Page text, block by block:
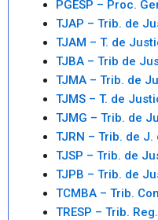
PGESP – Proc.
TJAP – Trib. de
TJAM – T. de
TJBA – Trib de
TJMA – Trib. de
TJMS – T. de
TJMG – Trib. de
TJRN – Trib. de J.
TJSP – Trib. de
TJPB – Trib. de
TCMBA – Trib.
TRESP – Trib.